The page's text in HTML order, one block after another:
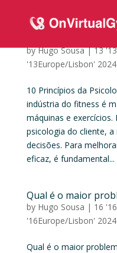
byHugo Sousa|13
'13Europe/Lisbon' 2024
10 Princípios da
indústria do fitness é
máquinas e exercícios.
psicologia do cliente,
decisões. Para
eficaz, é fundamental...
Qual é o maior
by Hugo Sousa | 16
'16Europe/Lisbon' 2024
Qual é o maior